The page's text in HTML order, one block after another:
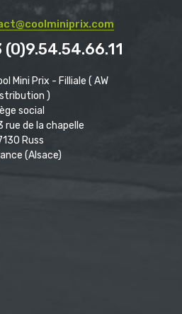
(0)9.54.54.66.11
Mini Prix - Filliale ( AW
)
social
rue de la chapelle
Russ
(Alsace)